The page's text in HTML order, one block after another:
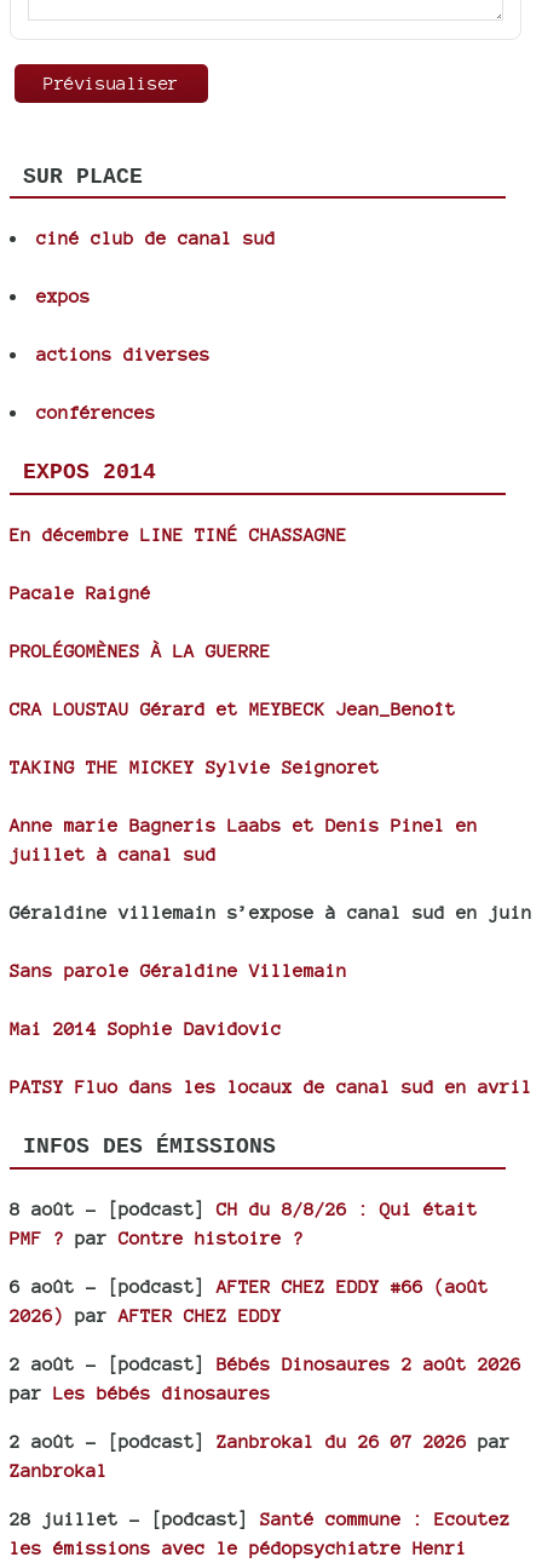
SUR PLACE
ciné club de canal sud
expos
actions diverses
conférences
EXPOS 2014
En décembre LINE TINÉ CHASSAGNE
Pacale Raigné
PROLÉGOMÈNES À LA GUERRE
CRA LOUSTAU Gérard et MEYBECK Jean_Benoît
TAKING THE MICKEY Sylvie Seignoret
Anne marie Bagneris Laabs et Denis Pinel en
juillet à canal sud
Géraldine villemain s’expose à canal sud en juin
Sans parole Géraldine Villemain
Mai 2014 Sophie Davidovic
PATSY Fluo dans les locaux de canal sud en avril
INFOS DES ÉMISSIONS
8 août - [podcast]CH du 8/8/26 : Qui était
PMF ? parContre histoire ?
6 août - [podcast] AFTER CHEZ EDDY #66 (août
2026)
par AFTER CHEZ EDDY
2 août - [podcast] Bébés Dinosaures 2 août 2026
par Les bébés dinosaures
2 août - [podcast] Zanbrokal du 26 07 2026 par
Zanbrokal
28 juillet - [podcast] Santé commune : Ecoutez
les émissions avec le pédopsychiatre Henri